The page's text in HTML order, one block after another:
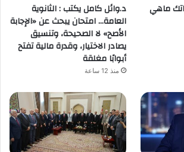
ماهي
د.وائل كامل يكتب : الثانوية
العامة… امتحان يبحث عن «الإجابة
الأصح» لا الصحيحة، وتنسيق
يصادر الاختيار، وقدرة مالية تفتح
أبوابًا مغلقة
منذ 12 ساعة